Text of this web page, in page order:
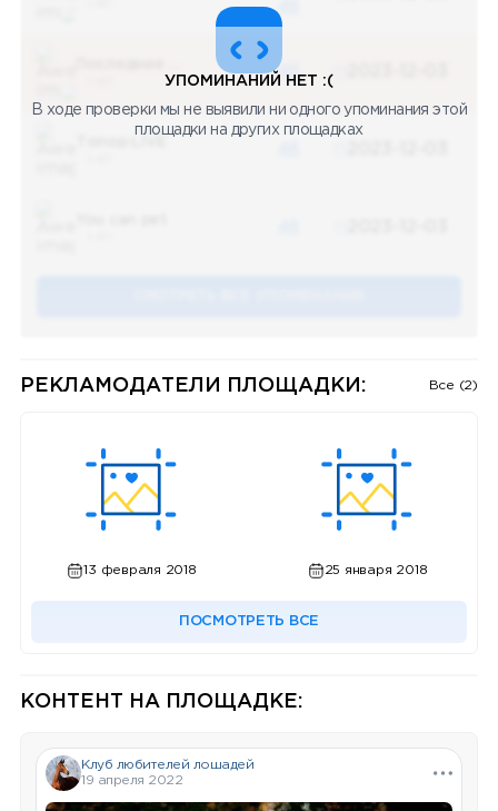
48
48
УПОМИНАНИЙ НЕТ :(
В ходе проверки мы не выявили ни одного упоминания этой
площадки на других площадках
РЕКЛАМОДАТЕЛИ ПЛОЩАДКИ: Все (2)
13 февраля 2018 25 января 2018
ПОСМОТРЕТЬ ВСЕ
КОНТЕНТ НА ПЛОЩАДКЕ:
Клуб любителей лошадей
19 апреля 2022